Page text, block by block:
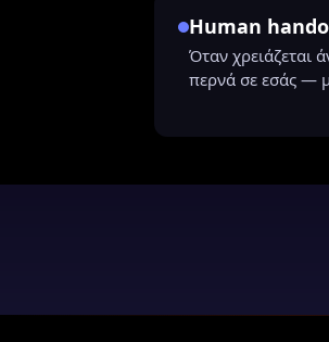
Human
Όταν χρειάζεται
περνά σε εσάς —